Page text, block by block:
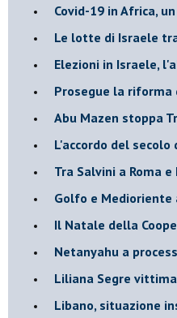
Covid-19 in Africa,
Le lotte di Israele
Elezioni in Israele,
Prosegue la riforma
Abu Mazen stoppa
L'accordo del
Tra Salvini a Roma
Golfo e
Il Natale della
Netanyahu a
Liliana Segre
Libano, situazione